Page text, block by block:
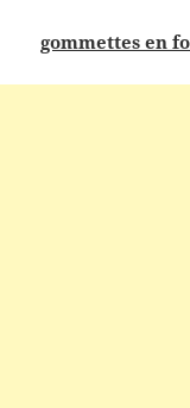
gommettes en